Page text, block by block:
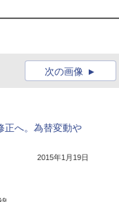
次の画像
正へ。為替変動や
2015年1月19日